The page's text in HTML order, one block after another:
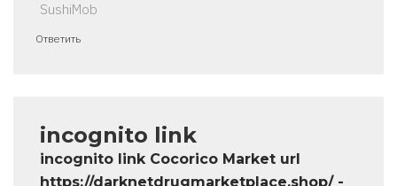
SushiMob
Ответить
incognito link
incognito link Cocorico Market url
https://darknetdrugmarketplace.shop/ -